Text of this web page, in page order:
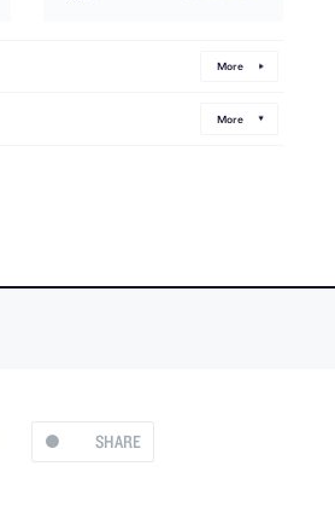
More
More
SHARE